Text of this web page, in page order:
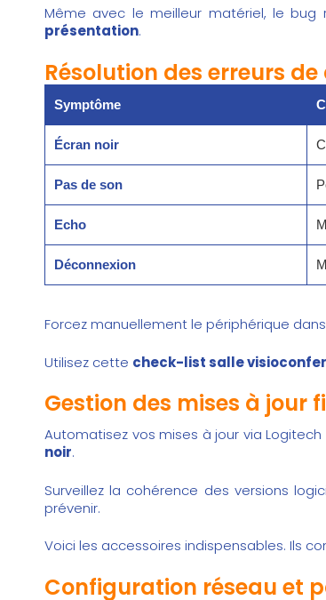
Même avec le meilleur matériel, le
présentation.
Résolution des erreurs
Symptôme
Écran noir
Pas de son
Echo
Déconnexion
Forcez manuellement le périphérique
Utilisez cette check-list salle
Gestion des mises à jour
Automatisez vos mises à jour via
noir.
Surveillez la cohérence des versions
prévenir.
Voici les accessoires indispensables. Ils
Configuration réseau et